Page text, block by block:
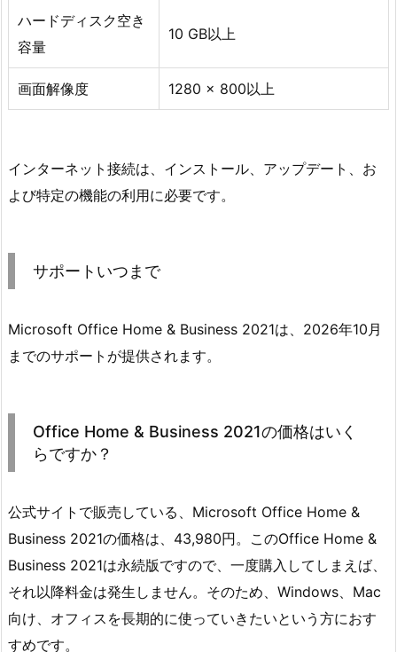
ハードディスク空き
容量
10 GB以上
画面解像度 1280 x 800以上
インターネット接続は、インストール、アップデート、お
よび特定の機能の利用に必要です。
サポートいつまで
Microsoft Office Home & Business 2021は、2026年10月
までのサポートが提供されます。
Office Home & Business 2021の価格はいく
らですか？
公式サイトで販売している、Microsoft Office Home &
Business 2021の価格は、43,980円。このOffice Home &
Business 2021は永続版ですので、一度購入してしまえば、
それ以降料金は発生しません。そのため、Windows、Mac
向け、オフィスを長期的に使っていきたいという方におす
すめです。